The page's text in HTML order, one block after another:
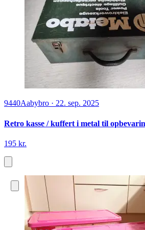
9440Aabybro · 22. sep. 2025
Retro kasse / kuffert i metal til
195 kr.